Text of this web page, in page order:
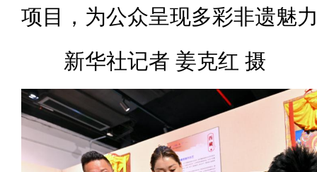
项目，为公众呈现多彩非遗魅
新华社记者 姜克红 摄